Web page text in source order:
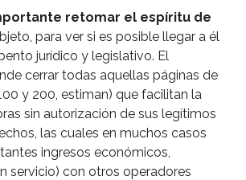
retomar el espí­ritu de
para ver si es posible llegar a él
jurí­dico y legislativo. El
cerrar todas aquellas páginas de
y 200, estiman) que facilitan la
sin autorización de sus legí­timos
las cuales en muchos casos
ingresos económicos,
servicio) con otros operadores